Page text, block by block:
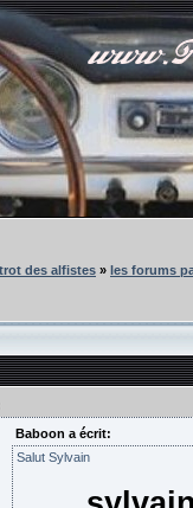
des alfistes » les forums
Baboon a écrit:
Salut Sylvain